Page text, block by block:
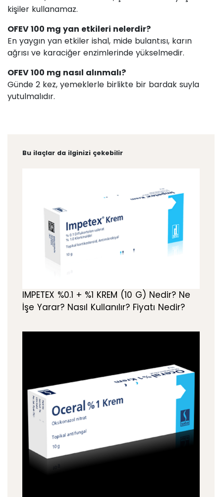
kişiler kullanamaz.
OFEV 100 mg yan etkileri nelerdir?
En yaygın yan etkiler ishal, mide bulantısı, karın
ağrısı ve karaciğer enzimlerinde yükselmedir.
OFEV 100 mg nasıl alınmalı?
Günde 2 kez, yemeklerle birlikte bir bardak suyla
yutulmalıdır.
Bu ilaçlar da ilginizi çekebilir
IMPETEX %0.1 + %1 KREM (10 G) Nedir? Ne
İşe Yarar? Nasıl Kullanılır? Fiyatı Nedir?